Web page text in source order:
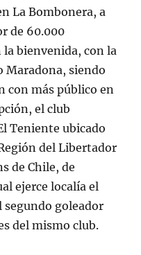
La Bombonera, a
de 60.000
la bienvenida, con la
Maradona, siendo
con más público en
el club
Teniente ubicado
del Libertador
de Chile, de
ejerce localía el
segundo goleador
del mismo club.